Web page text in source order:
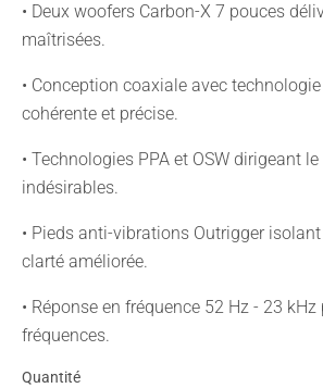
• Deux woofers Carbon-X 7 pouces
maîtrisées.
• Conception coaxiale avec
cohérente et précise.
• Technologies PPA et OSW dirigeant
indésirables.
• Pieds anti-vibrations Outrigger
clarté améliorée.
• Réponse en fréquence 52 Hz - 23
fréquences.
Quantité